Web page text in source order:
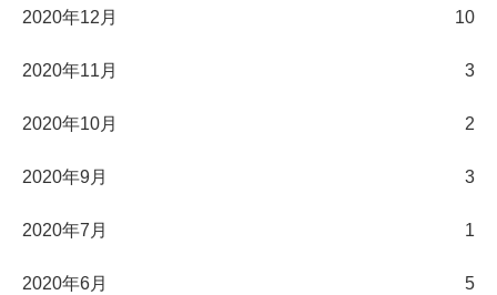
2020年12月 10
2020年11月 3
2020年10月 2
2020年9月 3
2020年7月 1
2020年6月 5